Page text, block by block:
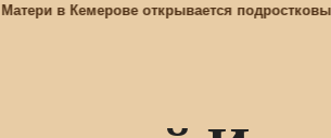
в Кемерове открывается подростковый